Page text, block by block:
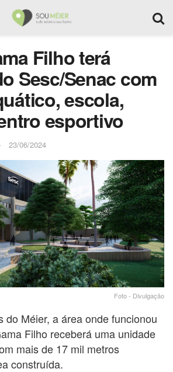
Filho terá
Sesc/Senac com
escola,
esportivo
23/06/2024
Foto - Divulgação
do Méier, a área onde funcionou
Filho receberá uma unidade
mais de 17 mil metros
construída.